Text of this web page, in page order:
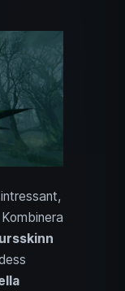
Kombinera